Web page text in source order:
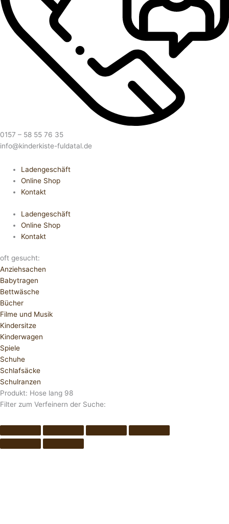
0157 – 58 55 76 35
info@kinderkiste-fuldatal.de
Ladengeschäft
Online Shop
Kontakt
Ladengeschäft
Online Shop
Kontakt
oft gesucht:
Anziehsachen
Babytragen
Bettwäsche
Bücher
Filme und Musik
Kindersitze
Kinderwagen
Spiele
Schuhe
Schlafsäcke
Schulranzen
Produkt: Hose lang 98
Filter zum Verfeinern der Suche: